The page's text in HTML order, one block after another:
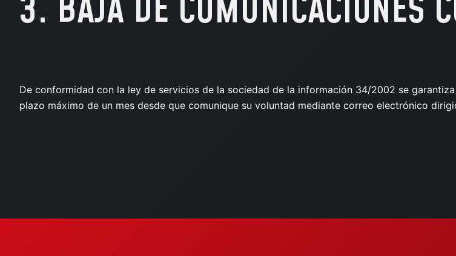
3. BAJA DE COMUNICACIONES
De conformidad con la ley de servicios de la sociedad de la información 34/2002 se
plazo máximo de un mes desde que comunique su voluntad mediante correo electrónico